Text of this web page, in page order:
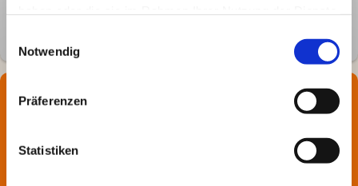
Notwendig
Präferenzen
Statistiken
Anschrift
Osterfeldstr. 18